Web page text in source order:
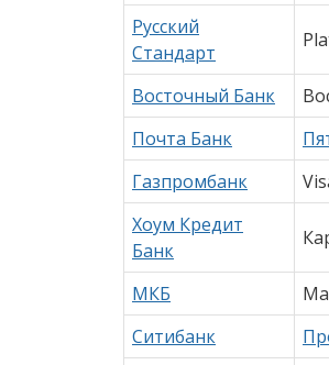
Русский
Стандарт
Восточный Банк
Почта Банк
Газпромбанк
Хоум Кредит
Банк
МКБ
Ситибанк